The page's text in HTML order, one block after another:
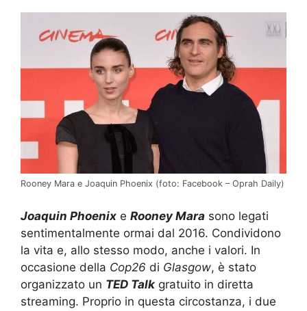
Rooney Mara e Joaquin Phoenix (foto: Facebook – Oprah Daily)
Joaquin Phoenix e Rooney Mara sono legati
sentimentalmente ormai dal 2016. Condividono
la vita e, allo stesso modo, anche i valori. In
occasione della Cop26 di Glasgow, è stato
organizzato un TED Talk gratuito in diretta
streaming. Proprio in questa circostanza, i due